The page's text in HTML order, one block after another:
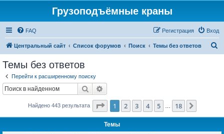
Грузоподъёмные краны
FAQ Вход
Регистрация
Центральный сайт Список форумов Поиск Темы без ответов
Темы без ответов
Перейти к расширенному поиску
Поиск
Найдено 443 результата Страница из 18
1 2 3 4 5 18
Темы